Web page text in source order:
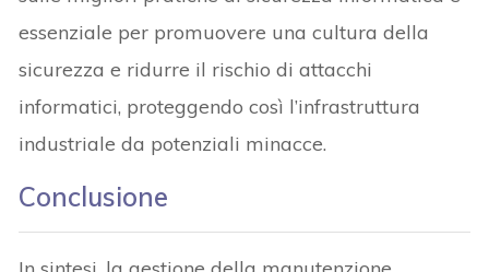
essenziale per promuovere una cultura della
sicurezza e ridurre il rischio di attacchi
informatici, proteggendo così l’infrastruttura
industriale da potenziali minacce.
Conclusione